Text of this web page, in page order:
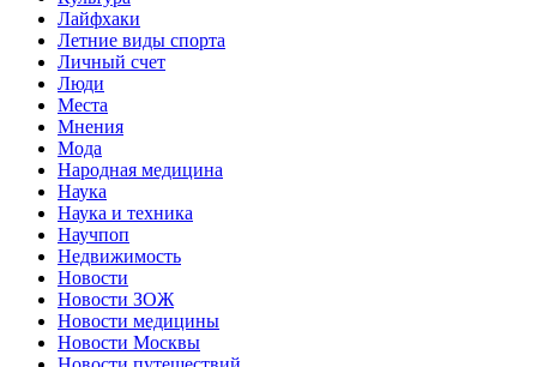
Лайфхаки
Летние виды спорта
Личный счет
Люди
Места
Мнения
Мода
Народная медицина
Наука
Наука и техника
Научпоп
Недвижимость
Новости
Новости ЗОЖ
Новости медицины
Новости Москвы